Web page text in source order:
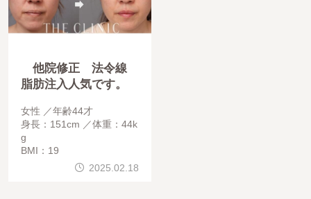
他院修正 法令線
脂肪注入人気です。
女性
年齢44才
身長：151cm
体重：44k
g
BMI：19
2025.02.18